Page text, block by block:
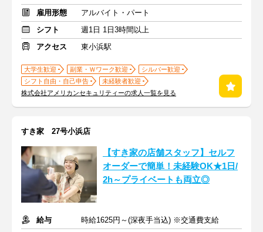
雇用形態
アルバイト・パート
シフト
週1日 1日3時間以上
アクセス
東小浜駅
大学生歓迎 副業・Ｗワーク歓迎
シルバー歓迎
シフト自由・自己申告
未経験者歓迎
株式会社アメリカンセキュリティーの求人一覧を見る
すき家 27号小浜店
【すき家の店舗スタッフ】セルフ
オーダーで簡単！未経験OK★1日/
2h～プライベートも両立◎
給与
時給1625円～(深夜手当込) ※交通費支給